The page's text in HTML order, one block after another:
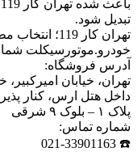
تبدیل شود.
تهران کار
خودرو.موتورسیکلت شما
آدرس فروشگاه:
تهران، خیابان
داخل هتل ارس، کنار
پلاک ۱ – بلوک ۹ شرقی
شماره تماس:
☎️ 021-33901163